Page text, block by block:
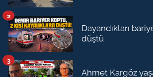
Dayandıkları
düştü
2
Ahmet Kargöz
3